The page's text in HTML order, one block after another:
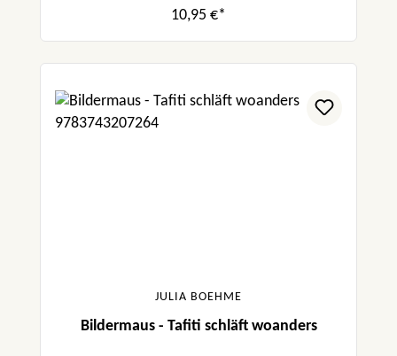
10,95 €*
JULIA BOEHME
Bildermaus - Tafiti schläft woanders